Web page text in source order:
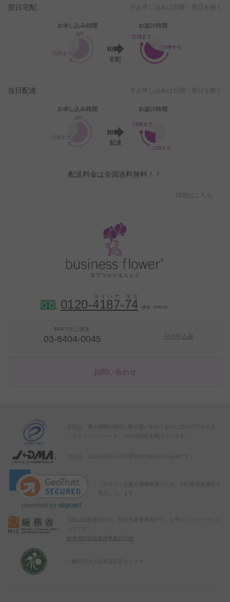
翌日宅配 ※お申し込みは日曜・祝日を除く
当日配達 ※お申し込みは日曜・祝日を除く
配送料金は全国送料無料！！
詳細はこちら
0120-4187-74 （携帯・PHS 可）
FAXでのご注文
03-6404-0045 FAX申込書
お問い合わせ
当店は、個人情報の適切な取り扱いを行う会社にのみ許可される
「プライバシーマーク」の付与認定を受けています。
当店は、公益社団法人日本通信販売協会の正会員です。
このサイトは個人情報保護のため、SSL暗号化通信を
導入しています。
当店は総務省認可の「特定信書便事業許可」を受けたフラワーショ
総務省特定信書便事業許可状